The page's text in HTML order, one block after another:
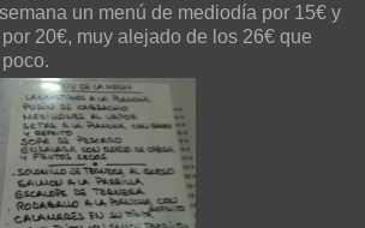
un menú de mediodía por 15€ y
20€, muy alejado de los 26€ que